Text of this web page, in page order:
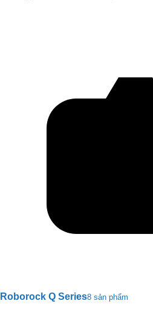
Roborock Q Series8 sản phẩm